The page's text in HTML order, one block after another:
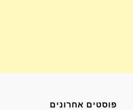
פוסטים אחרונים